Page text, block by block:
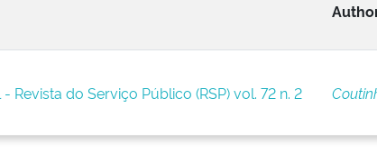
Revista do Serviço Público (RSP) vol. 72 n. 2